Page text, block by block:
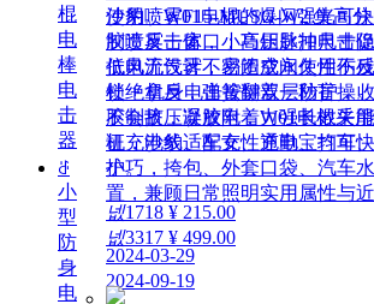
使用。W01电棍的爆闪强光可
制造反击窗口；高压脉冲电击
低电流设计不易造成永久性伤
锁 + 机身电击按键双层防护，
不会挤压误放电；W01电棍采
机充电线、车充、充电宝均可
小巧，挎包、外套口袋、汽车
置，兼顾日常照明实用属性与近
넶3317 ¥ 499.00
2024-09-19
沙豹喷雾F15-MUSG-W2 集高
胶喷雾一体，小巧钥匙扣尺寸
抗风无气雾，密闭空间使用不
杜绝拿反，弹簧翻盖一秒盲操
胶制敌，凝胶附着力强长效失
证，沙豹适配女性通勤、打车
护。
넶1718 ¥ 215.00
2024-03-29
棍
电
棒
电
击
器
ꁕ
小
型
防
身
电